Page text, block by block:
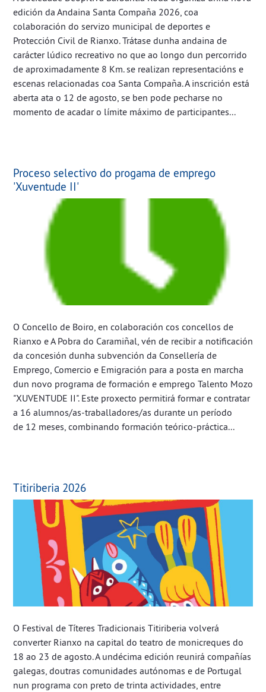
edición da Andaina Santa Compaña 2026, coa
colaboración do servizo municipal de deportes e
Protección Civil de Rianxo. Trátase dunha andaina de
carácter lúdico recreativo no que ao longo dun percorrido
de aproximadamente 8 Km. se realizan representacións e
escenas relacionadas coa Santa Compaña. A inscrición está
aberta ata o 12 de agosto, se ben pode pecharse no
momento de acadar o límite máximo de participantes...
Proceso selectivo do progama de emprego
'Xuventude II'
O Concello de Boiro, en colaboración cos concellos de
Rianxo e A Pobra do Caramiñal, vén de recibir a notificación
da concesión dunha subvención da Consellería de
Emprego, Comercio e Emigración para a posta en marcha
dun novo programa de formación e emprego Talento Mozo
"XUVENTUDE II". Este proxecto permitirá formar e contratar
a 16 alumnos/as-traballadores/as durante un período
de 12 meses, combinando formación teórico-práctica...
Titiriberia 2026
O Festival de Títeres Tradicionais Titiriberia volverá
converter Rianxo na capital do teatro de monicreques do
18 ao 23 de agosto. A undécima edición reunirá compañías
galegas, doutras comunidades autónomas e de Portugal
nun programa con preto de trinta actividades, entre